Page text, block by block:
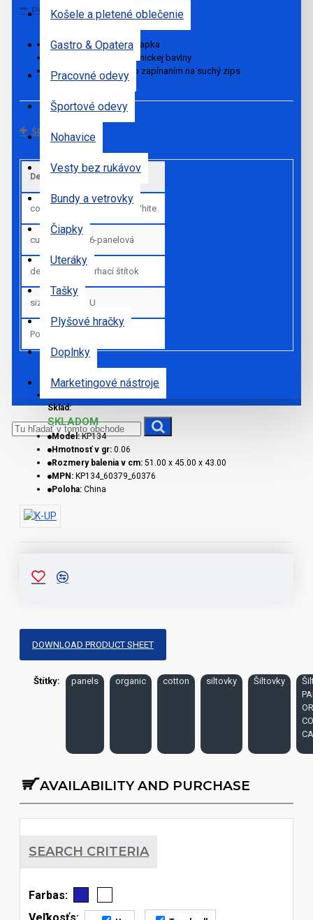
Košele a pletené oblečenie
Gastro & Opatera
Pracovné odevy
Športové odevy
Nohavice
Vesty bez rukávov
Bundy a vetrovky
Čiapky
Uteráky
Tašky
Plyšové hračky
Doplnky
Marketingové nástroje
POPIS
6-panelová bavlnená čiapka
Vyrobené z 100 % organickej bavlny
Nastavenie veľkosti so zapínaním na suchý zips
ŠPECIFIKÁCIE
Default
colors Royal Blue|White
cut_sk 6-panelová
details_sk Trhací štítok
sizes U
Pohlavie
Sklad:
SKLADOM
Model: KP134
Hmotnosť v gr: 0.06
Rozmery balenia v cm: 51.00 x 45.00 x 43.00
MPN: KP134_60379_60376
Poloha: China
DOWNLOAD PRODUCT SHEET
Štítky: panels organic cotton siltovky Šiltovky
AVAILABILITY AND PURCHASE
SEARCH CRITERIA
Farbas:
Veľkosťs: